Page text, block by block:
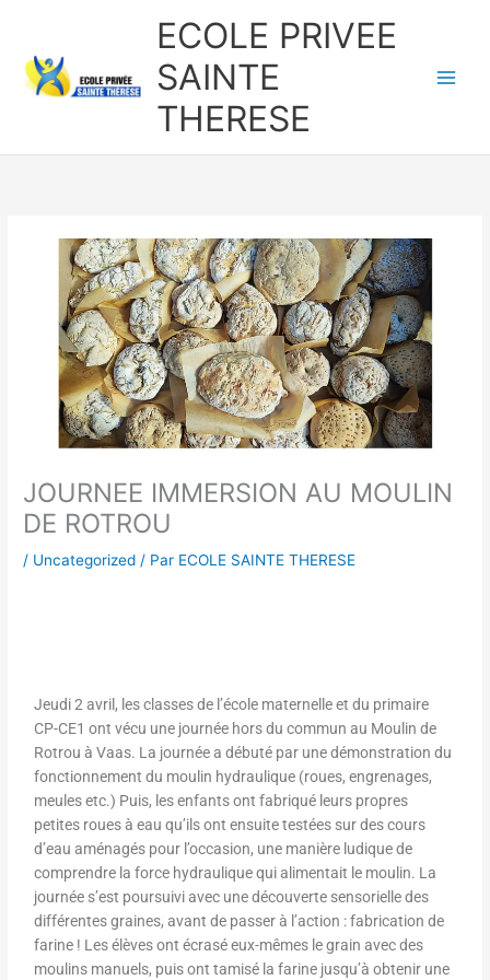
contenu
ECOLE PRIVEE
SAINTE
THERESE
JOURNEE IMMERSION AU MOULIN
DE ROTROU
/ Uncategorized / Par ECOLE SAINTE THERESE
Jeudi 2 avril, les classes de l’école maternelle et du primaire
CP-CE1 ont vécu une journée hors du commun au Moulin de
Rotrou à Vaas. La journée a débuté par une démonstration du
fonctionnement du moulin hydraulique (roues, engrenages,
meules etc.) Puis, les enfants ont fabriqué leurs propres
petites roues à eau qu’ils ont ensuite testées sur des cours
d’eau aménagés pour l’occasion, une manière ludique de
comprendre la force hydraulique qui alimentait le moulin. La
journée s’est poursuivi avec une découverte sensorielle des
différentes graines, avant de passer à l’action : fabrication de
farine ! Les élèves ont écrasé eux-mêmes le grain avec des
moulins manuels, puis ont tamisé la farine jusqu’à obtenir une